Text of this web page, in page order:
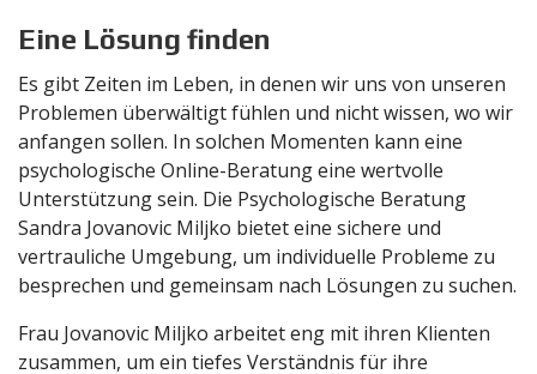
Eine Lösung finden
Es gibt Zeiten im Leben, in denen wir uns von unseren
Problemen überwältigt fühlen und nicht wissen, wo wir
anfangen sollen. In solchen Momenten kann eine
psychologische Online-Beratung eine wertvolle
Unterstützung sein. Die Psychologische Beratung
Sandra Jovanovic Miljko bietet eine sichere und
vertrauliche Umgebung, um individuelle Probleme zu
besprechen und gemeinsam nach Lösungen zu suchen.
Frau Jovanovic Miljko arbeitet eng mit ihren Klienten
zusammen, um ein tiefes Verständnis für ihre